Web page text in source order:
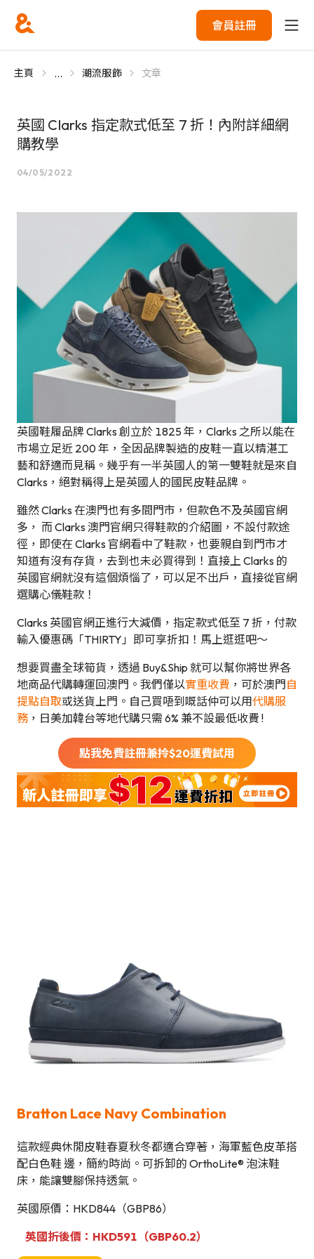
會員註冊
主頁 ... 潮流服飾 文章
英國 Clarks 指定款式低至 7 折！內附詳細網
購教學
04/05/2022
英國鞋履品牌 Clarks 創立於 1825 年，Clarks 之所以能在
市場立足近 200 年，全因品牌製造的皮鞋一直以精湛工
藝和舒適而見稱。幾乎有一半英國人的第一雙鞋就是來自
Clarks，絕對稱得上是英國人的國民皮鞋品牌。
雖然 Clarks 在澳門也有多間門市，但款色不及英國官網
多， 而 Clarks 澳門官網只得鞋款的介紹圖，不設付款途
徑，即使在 Clarks 官網看中了鞋款，也要親自到門市才
知道有沒有存貨，去到也未必買得到！直接上 Clarks 的
英國官網就沒有這個煩惱了，可以足不出戶，直接從官網
選購心儀鞋款！
Clarks 英國官網正進行大減價，指定款式低至 7 折，付款
輸入優惠碼「THIRTY」即可享折扣！馬上逛逛吧～
想要買盡全球筍貨，透過 Buy&Ship 就可以幫你將世界各
地商品代購轉運回澳門。我們僅以實重收費 ，可於澳門自
提點自取或送貨上門。自己買唔到嘅話仲可以用代購服
務 ，日美加韓台等地代購只需 6% 兼不設最低收費 !
點我免費註冊兼拎$20運費試用
Bratton Lace Navy Combination
這款經典休閒皮鞋春夏秋冬都適合穿著，海軍藍色皮革搭
配白色鞋 邊，簡約時尚。可拆卸的 OrthoLite® 泡沫鞋
床，能讓雙腳保持透氣。
英國原價：HKD844（GBP86）
英國折後價：HKD591（GBP60.2）